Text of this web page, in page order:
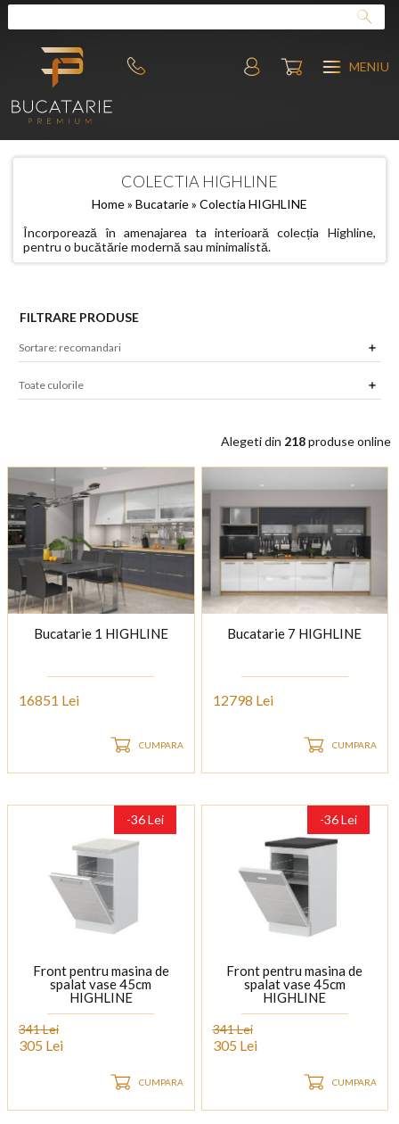
MENIU
COLECTIA HIGHLINE
Home» Bucatarie» Colectia HIGHLINE
Încorporează în amenajarea ta interioară colecția Highline,
pentru o bucătărie modernă sau minimalistă.
FILTRARE PRODUSE
Alegeti din 218produse online
Bucatarie 1 HIGHLINE
16851 Lei
CUMPARA
Bucatarie 7 HIGHLINE
12798 Lei
CUMPARA
-36 Lei
Front pentru masina de
spalat vase 45cm
HIGHLINE
341 Lei
305 Lei
CUMPARA
-36 Lei
Front pentru masina de
spalat vase 45cm
HIGHLINE
341 Lei
305 Lei
CUMPARA